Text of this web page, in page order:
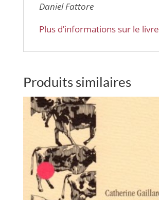
Daniel Fattore
Plus d’informations sur le livre
Produits similaires